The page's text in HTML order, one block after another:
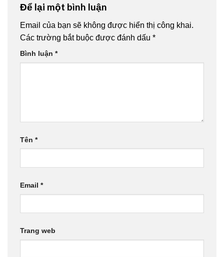
Để lại một bình luận
Email của bạn sẽ không được hiển thị công khai.
Các trường bắt buộc được đánh dấu *
Bình luận *
Tên *
Email *
Trang web